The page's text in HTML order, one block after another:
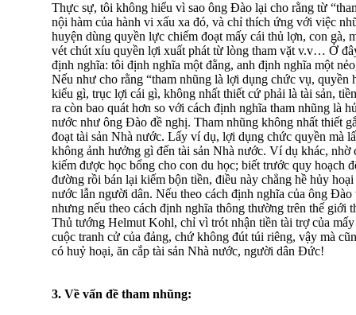
Thực sự, tôi không hiểu vì sao ông Ðào lại cho rằng từ
nội hàm của hành vi xấu xa đó, và chỉ thích ứng với việc
huyện dùng quyền lực chiếm đoạt mấy cái thủ lợn, con gà,
vét chút xíu quyền lợi xuất phát từ lòng tham vặt v.v… Ở
định nghĩa: tôi định nghĩa một đằng, anh định nghĩa một
Nếu như cho rằng “tham nhũng là lợi dụng chức vụ, quyền
kiểu gì, trục lợi cái gì, không nhất thiết cứ phải là tài sản,
ra còn bao quát hơn so với cách định nghĩa tham nhũng là
nước như ông Ðào đề nghị. Tham nhũng không nhất thiết
đoạt tài sản Nhà nước. Lấy ví dụ, lợi dụng chức quyền mà
không ảnh hưởng gì đến tài sản Nhà nước. Ví dụ khác, nhờ
kiếm được học bổng cho con du học; biết trước quy hoạch
đường rồi bán lại kiếm bộn tiền, điều này chẳng hề hủy
nước lẫn người dân. Nếu theo cách định nghĩa của ông
nhưng nếu theo cách định nghĩa thông thường trên thế giới
Thủ tướng Helmut Kohl, chỉ vì trót nhận tiền tài trợ của
cuộc tranh cử của đảng, chứ không đút túi riêng, vậy mà
có huỷ hoại, ăn cắp tài sản Nhà nước, người dân Ðức!
3. Về vấn đề tham nhũng: